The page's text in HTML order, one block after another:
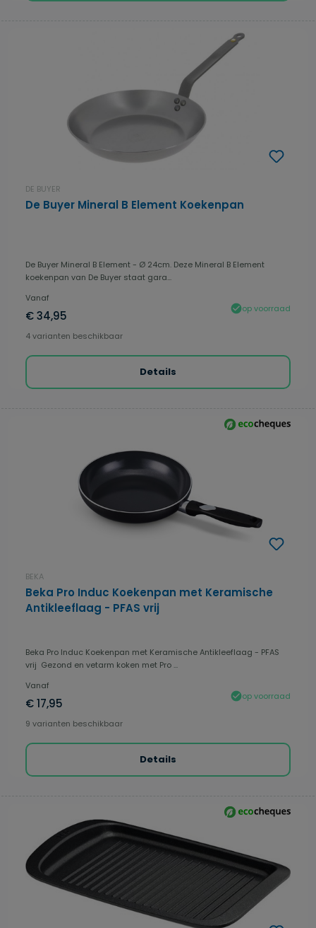
DE BUYER
De Buyer Mineral B Element Koekenpan
De Buyer Mineral B Element - Ø 24cm. Deze Mineral B Element
koekenpan van De Buyer staat gara...
Vanaf
€ 34,95
op voorraad
4 varianten beschikbaar
Details
BEKA
Beka Pro Induc Koekenpan met Keramische
Antikleeflaag - PFAS vrij
Beka Pro Induc Koekenpan met Keramische Antikleeflaag - PFAS
vrij Gezond en vetarm koken met Pro ...
Vanaf
€ 17,95
op voorraad
9 varianten beschikbaar
Details